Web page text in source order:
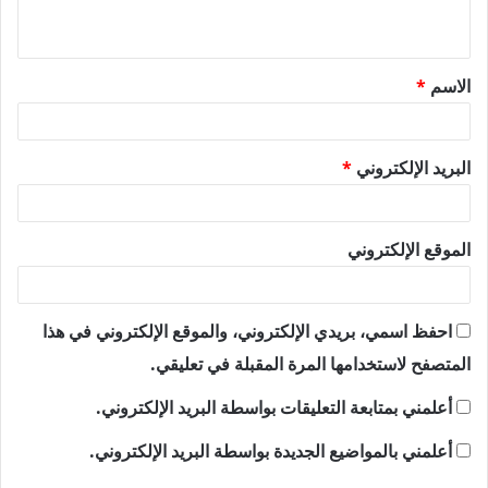
ق
*
الاسم *
البريد الإلكتروني *
الموقع الإلكتروني
احفظ اسمي، بريدي الإلكتروني، والموقع الإلكتروني في هذا
المتصفح لاستخدامها المرة المقبلة في تعليقي.
أعلمني بمتابعة التعليقات بواسطة البريد الإلكتروني.
أعلمني بالمواضيع الجديدة بواسطة البريد الإلكتروني.